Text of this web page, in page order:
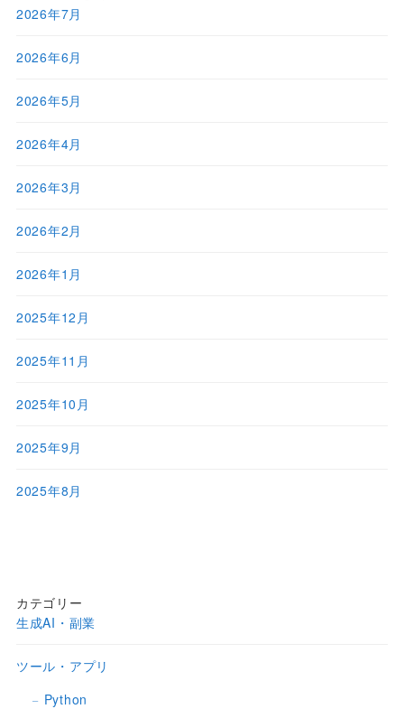
2026年7月
2026年6月
2026年5月
2026年4月
2026年3月
2026年2月
2026年1月
2025年12月
2025年11月
2025年10月
2025年9月
2025年8月
カテゴリー
生成AI・副業
ツール・アプリ
Python